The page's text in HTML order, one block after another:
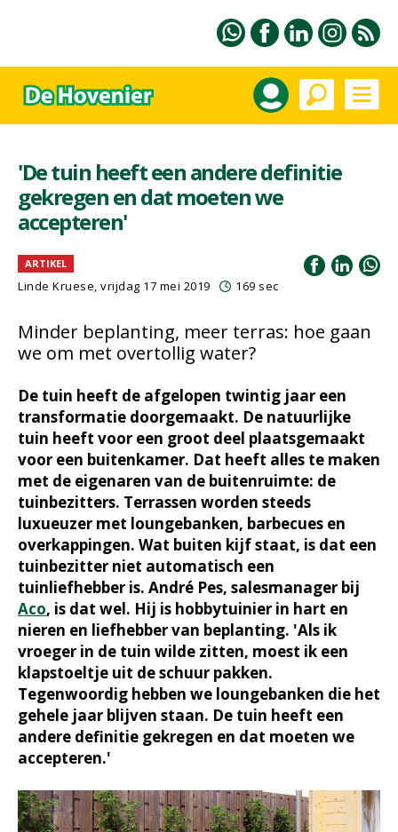
'De tuin heeft een andere definitie
gekregen en dat moeten we
accepteren'
ARTIKEL
Linde Kruese, vrijdag 17 mei 2019 169 sec
Minder beplanting, meer terras: hoe gaan
we om met overtollig water?
De tuin heeft de afgelopen twintig jaar een
transformatie doorgemaakt. De natuurlijke
tuin heeft voor een groot deel plaatsgemaakt
voor een buitenkamer. Dat heeft alles te maken
met de eigenaren van de buitenruimte: de
tuinbezitters. Terrassen worden steeds
luxueuzer met loungebanken, barbecues en
overkappingen. Wat buiten kijf staat, is dat een
tuinbezitter niet automatisch een
tuinliefhebber is. André Pes, salesmanager bij
Aco, is dat wel. Hij is hobbytuinier in hart en
nieren en liefhebber van beplanting. 'Als ik
vroeger in de tuin wilde zitten, moest ik een
klapstoeltje uit de schuur pakken.
Tegenwoordig hebben we loungebanken die het
gehele jaar blijven staan. De tuin heeft een
andere definitie gekregen en dat moeten we
accepteren.'